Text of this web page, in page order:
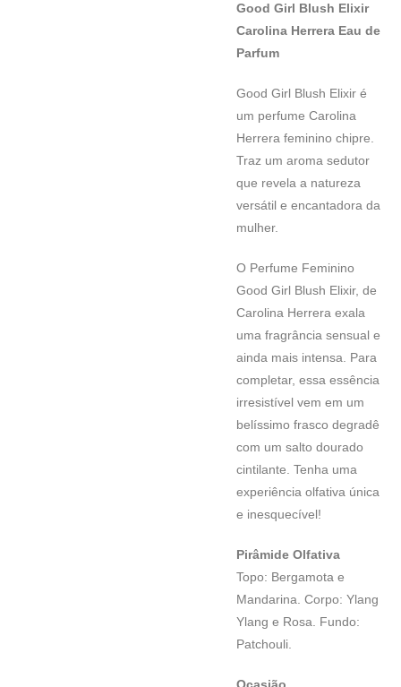
Good Girl Blush Elixir
Carolina Herrera Eau de
Parfum
Good Girl Blush Elixir é
um perfume Carolina
Herrera feminino chipre.
Traz um aroma sedutor
que revela a natureza
versátil e encantadora da
mulher.
O Perfume Feminino
Good Girl Blush Elixir, de
Carolina Herrera exala
uma fragrância sensual e
ainda mais intensa. Para
completar, essa essência
irresistível vem em um
belíssimo frasco degradê
com um salto dourado
cintilante. Tenha uma
experiência olfativa única
e inesquecível!
Pirâmide Olfativa
Topo: Bergamota e
Mandarina. Corpo: Ylang
Ylang e Rosa. Fundo:
Patchouli.